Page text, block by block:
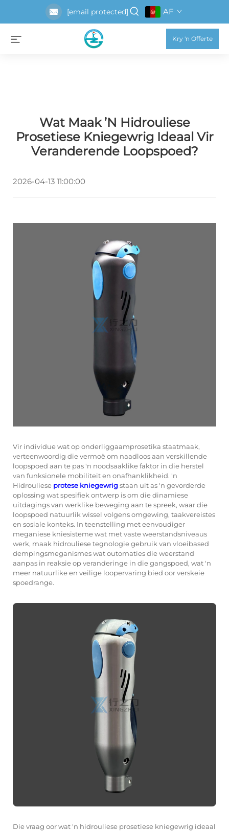
[email protected] AF
Kry 'n Offerte
Wat Maak ’n Hidrouliese
Prosetiese Kniegewrig Ideaal Vir
Veranderende Loopspoed?
2026-04-13 11:00:00
Vir individue wat op onderliggaamprosetika staatmaak,
verteenwoordig die vermoë om naadloos aan verskillende
loopspoed aan te pas 'n noodsaaklike faktor in die herstel
van funksionele mobiliteit en onafhanklikheid. 'n
Hidrouliese protese kniegewrigstaan uit as 'n gevorderde
oplossing wat spesifiek ontwerp is om die dinamiese
uitdagings van werklike beweging aan te spreek, waar die
loopspoed natuurlik wissel volgens omgewing, taakvereistes
en sosiale konteks. In teenstelling met eenvoudiger
meganiese kniesisteme wat met vaste weerstandsniveaus
werk, maak hidrouliese tegnologie gebruik van vloeibased
dempingsmeganismes wat outomaties die weerstand
aanpas in reaksie op veranderinge in die gangspoed, wat 'n
meer natuurlike en veilige loopervaring bied oor verskeie
spoedrange.
Die vraag oor wat 'n hidrouliese prosetiese kniegewrig ideaal